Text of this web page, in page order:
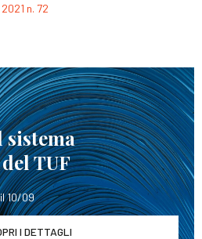
n. 72
TUF
10/09
I DETTAGLI